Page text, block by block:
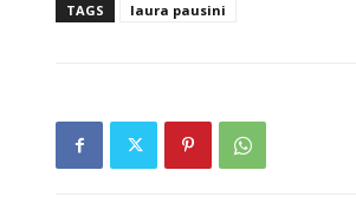
TAGS laura pausini